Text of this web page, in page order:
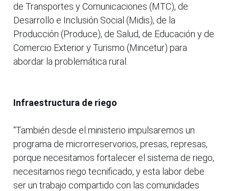
de Transportes y Comunicaciones (MTC), de
Desarrollo e Inclusión Social (Midis), de la
Producción (Produce), de Salud, de Educación y de
Comercio Exterior y Turismo (Mincetur) para
abordar la problemática rural.
Infraestructura de riego
“También desde el ministerio impulsaremos un
programa de microrreservorios, presas, represas,
porque necesitamos fortalecer el sistema de riego,
necesitamos riego tecnificado, y esta labor debe
ser un trabajo compartido con las comunidades